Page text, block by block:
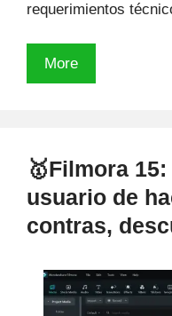
requerimientos
More🥇
Filmora
Capcut
Pro
¿Cuál
(Con
tabla
🥇Filmora
usuario de
contras,